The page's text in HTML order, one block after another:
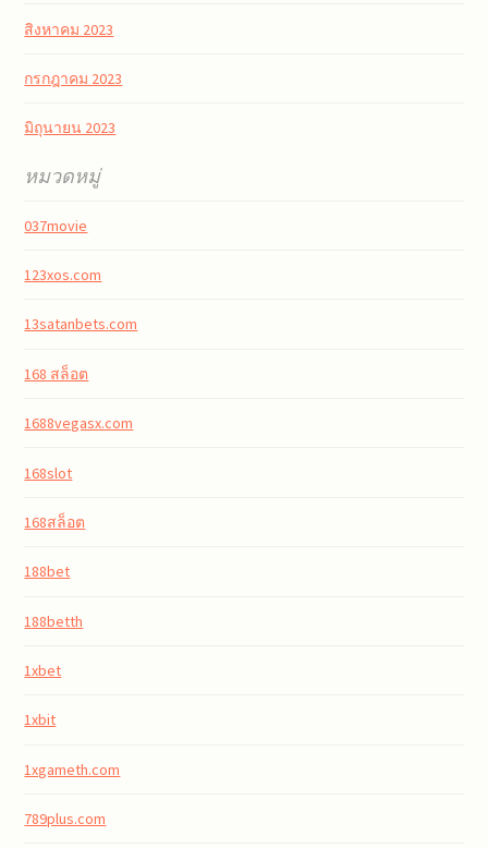
สิงหาคม 2023
กรกฎาคม 2023
มิถุนายน 2023
หมวดหมู่
037movie
123xos.com
13satanbets.com
168 สล็อต
1688vegasx.com
168slot
168สล็อต
188bet
188betth
1xbet
1xbit
1xgameth.com
789plus.com